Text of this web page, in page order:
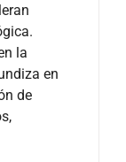
la
en
de